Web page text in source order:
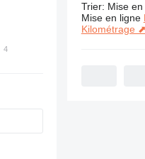
21
Trier: Mise
Mise en ligne
Kilométrage ⬈